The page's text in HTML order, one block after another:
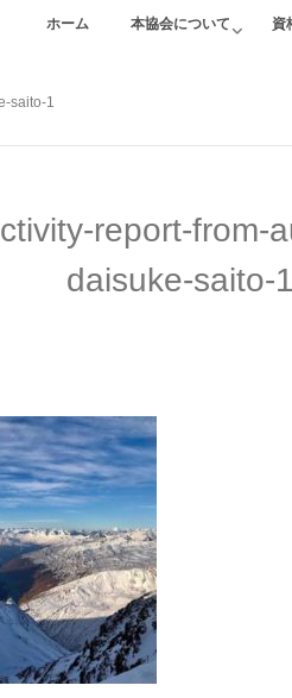
ホーム 本協会について 資
saito-1
report-from-
daisuke-saito-1